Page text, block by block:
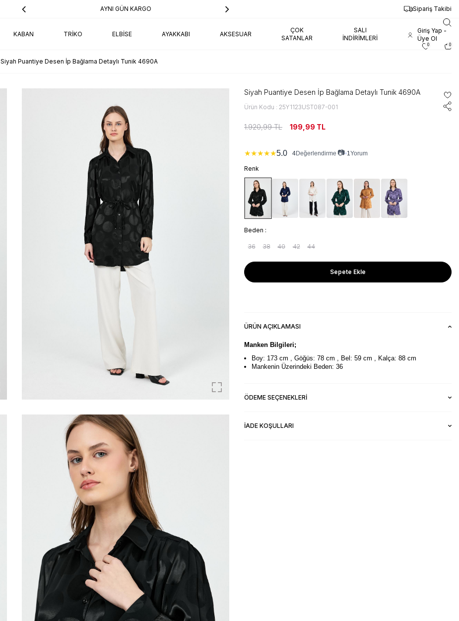
AYNI GÜN KARGO Sipariş Takibi
KABAN TRIKO ELBISE AYAKKABI AKSESUAR
ÇOK
SATANLAR
SALI
İNDIRIMLERI
Giriş Yap -
Üye Ol
0 0
Siyah Puantiye Desen İp Bağlama Detaylı Tunik 4690A
Siyah Puantiye Desen İp Bağlama Detaylı Tunik 4690A
Ürün Kodu : 25Y1123UST087-001
1.920,99TL 199,99 TL
★★★★★5.0 4Değerlendirme 📷•1 Yorum
Renk
Beden :
36 38 40 42 44
Sepete Ekle
ÜRÜN AÇIKLAMASI
Manken Bilgileri;
Boy: 173 cm , Göğüs: 78 cm , Bel: 59 cm , Kalça: 88 cm
Mankenin Üzerindeki Beden: 36
ÖDEME SEÇENEKLERI
İADE KOŞULLARI